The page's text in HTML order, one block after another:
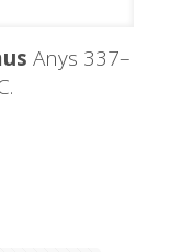
Anys 337–